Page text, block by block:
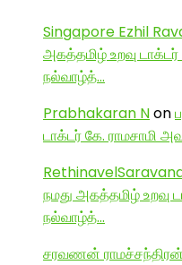
Singapore Ezhil
அகத்தமிழ் உறவு
நல்வாழ்த்…
Prabhakaran Non
டாக்டர் கே. ராமசாமி
நமது அகத்தமிழ் உறவு
நல்வாழ்த்…
சரவணன் ராமச்சந்திரன்